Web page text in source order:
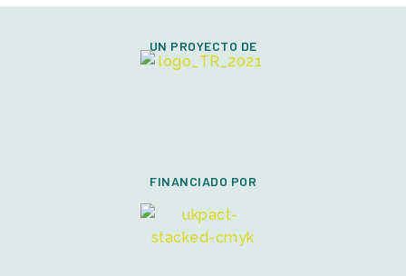
UN PROYECTO DE
FINANCIADO POR